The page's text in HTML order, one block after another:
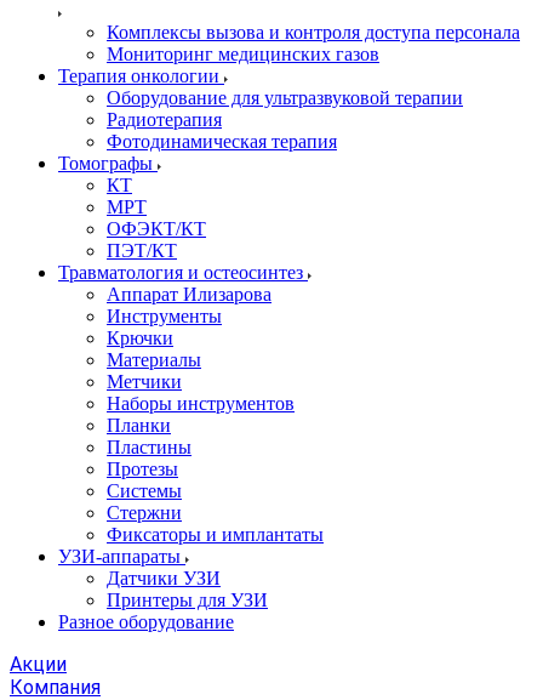
Комплексы вызова и контроля доступа персонала
Мониторинг медицинских газов
Терапия онкологии
Оборудование для ультразвуковой терапии
Радиотерапия
Фотодинамическая терапия
Томографы
КТ
МРТ
ОФЭКТ/КТ
ПЭТ/КТ
Травматология и остеосинтез
Аппарат Илизарова
Инструменты
Крючки
Материалы
Метчики
Наборы инструментов
Планки
Пластины
Протезы
Системы
Стержни
Фиксаторы и имплантаты
УЗИ-аппараты
Датчики УЗИ
Принтеры для УЗИ
Разное оборудование
Акции
Компания